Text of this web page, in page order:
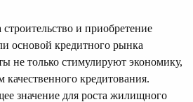
и приобретение
основой кредитного рынка
не только стимулируют экономику,
качественного кредитования.
значение для роста жилищного